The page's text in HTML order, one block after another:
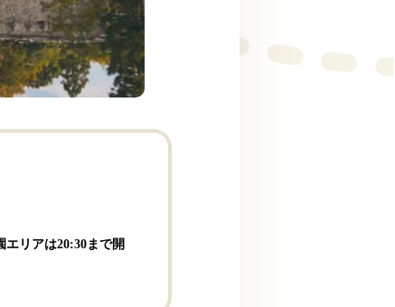
リアは20:30まで開